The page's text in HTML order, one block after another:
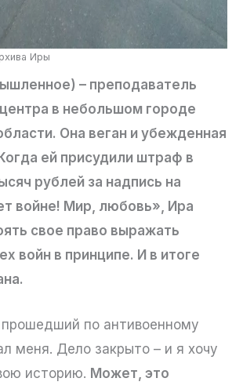
Иры
– преподаватель
в небольшом городе
Она веган и убежденная
ей присудили штраф в
рублей за надпись на
войне! Мир, любовь», Ира
свое право выражать
войн в принципе. И в итоге
по антивоенному
меня. Дело закрыто – и я хочу
историю. Может, это